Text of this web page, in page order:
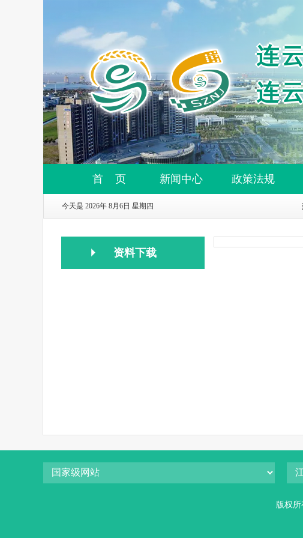
连
连
首 页 新闻中心 政策法规
今天是 2026年 8月6日 星期四
资料下载
版权